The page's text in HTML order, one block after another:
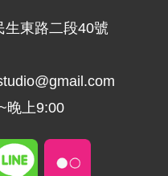
生東路二段40號
晚上9:00